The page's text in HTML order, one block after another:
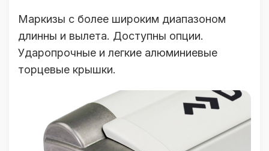
Маркизы с более широким диапазоном
длинны и вылета. Доступны опции.
Ударопрочные и легкие алюминиевые
торцевые крышки.